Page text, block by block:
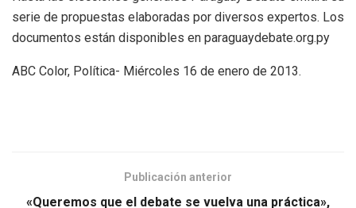
serie de propuestas elaboradas por diversos expertos. Los
documentos están disponibles en paraguaydebate.org.py
ABC Color, Política- Miércoles 16 de enero de 2013.
Publicación anterior
«Queremos que el debate se vuelva una práctica»,